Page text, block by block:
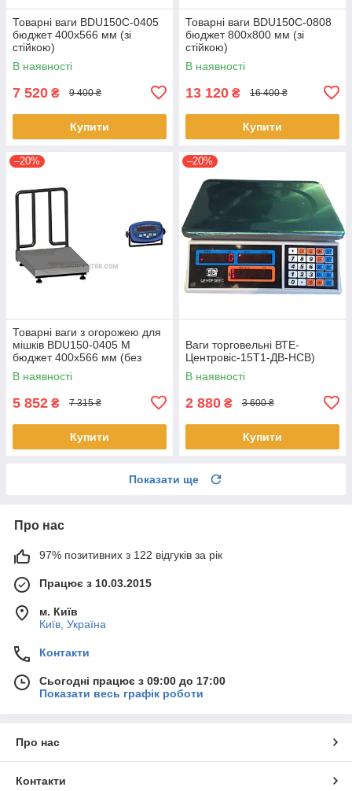
Товарні ваги BDU150C-0405
бюджет 400х566 мм (зі
стійкою)
В наявності
7 520 ₴ 9 400 ₴
Купити
Товарні ваги BDU150C-0808
бюджет 800х800 мм (зі
стійкою)
В наявності
13 120 ₴ 16 400 ₴
Купити
–20%
Товарні ваги з огорожею для
мішків BDU150-0405 М
бюджет 400х566 мм (без
стійки)
В наявності
5 852 ₴ 7 315 ₴
Купити
–20%
Ваги торговельні ВТЕ-
Центровіс-15Т1-ДВ-НСВ)
В наявності
2 880 ₴ 3 600 ₴
Купити
Показати ще
Про нас
97% позитивних з 122 відгуків за рік
Працює з 10.03.2015
м. Київ
Київ, Україна
Контакти
Сьогодні працює з 09:00 до 17:00
Показати весь графік роботи
Про нас
Контакти